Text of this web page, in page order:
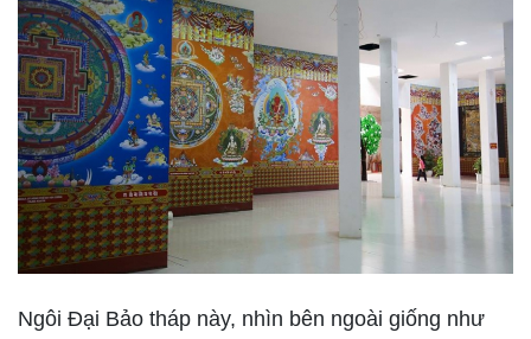
Ngôi Đại Bảo tháp này, nhìn bên ngoài giống như